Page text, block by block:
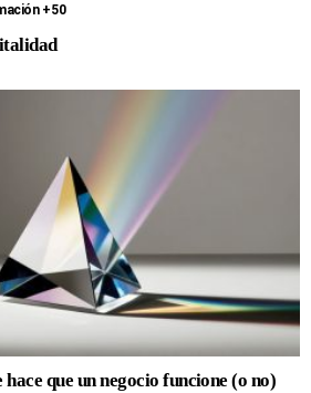
+50
que un negocio funcione (o no)